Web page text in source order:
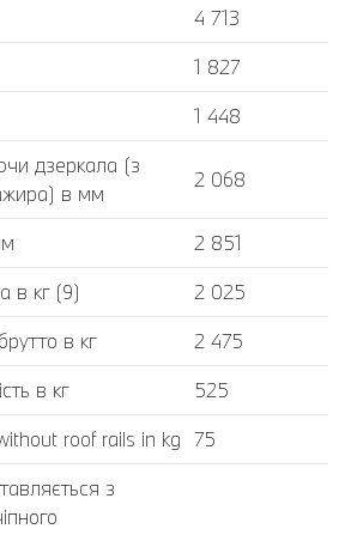
4 713
1 827
1 448
дзеркала (з
в мм
2 068
2 851
в кг (9)
2 025
в кг
2 475
в кг
525
roof rails in kg 75
з